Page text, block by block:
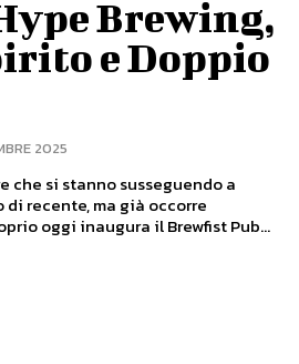
Brewing,
e Doppio
2025
che si stanno susseguendo a
recente, ma già occorre
oggi inaugura il Brewfist Pub...